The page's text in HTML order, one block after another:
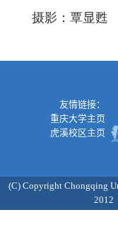
摄影：覃显甦
友情链接：
重庆大学主页
虎溪校区主页
(C) Copyright Chongqing
2012